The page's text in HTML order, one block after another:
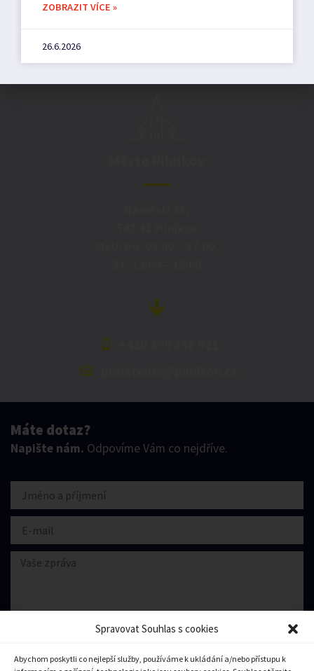
Spravovat Souhlas s cookies
Abychom poskytli co nejlepší služby, používáme k ukládání a/nebo přístupu k
Máte dotaz?
Napište nám. Odpovíme Vám co nejdříve.
ZOBRAZIT VÍCE »
26.6.2026